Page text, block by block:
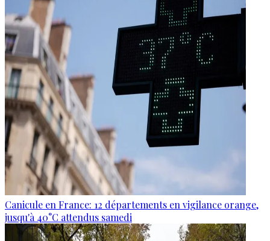
Canicule en France: 12 départements en vigilance orange,
jusqu'à 40°C attendus samedi